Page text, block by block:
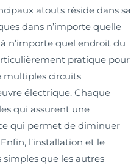
atouts réside dans sa
dans n’importe quelle
n’importe quel endroit du
pratique pour
multiples circuits
électrique. Chaque
qui assurent une
qui permet de diminuer
l’installation et le
que les autres